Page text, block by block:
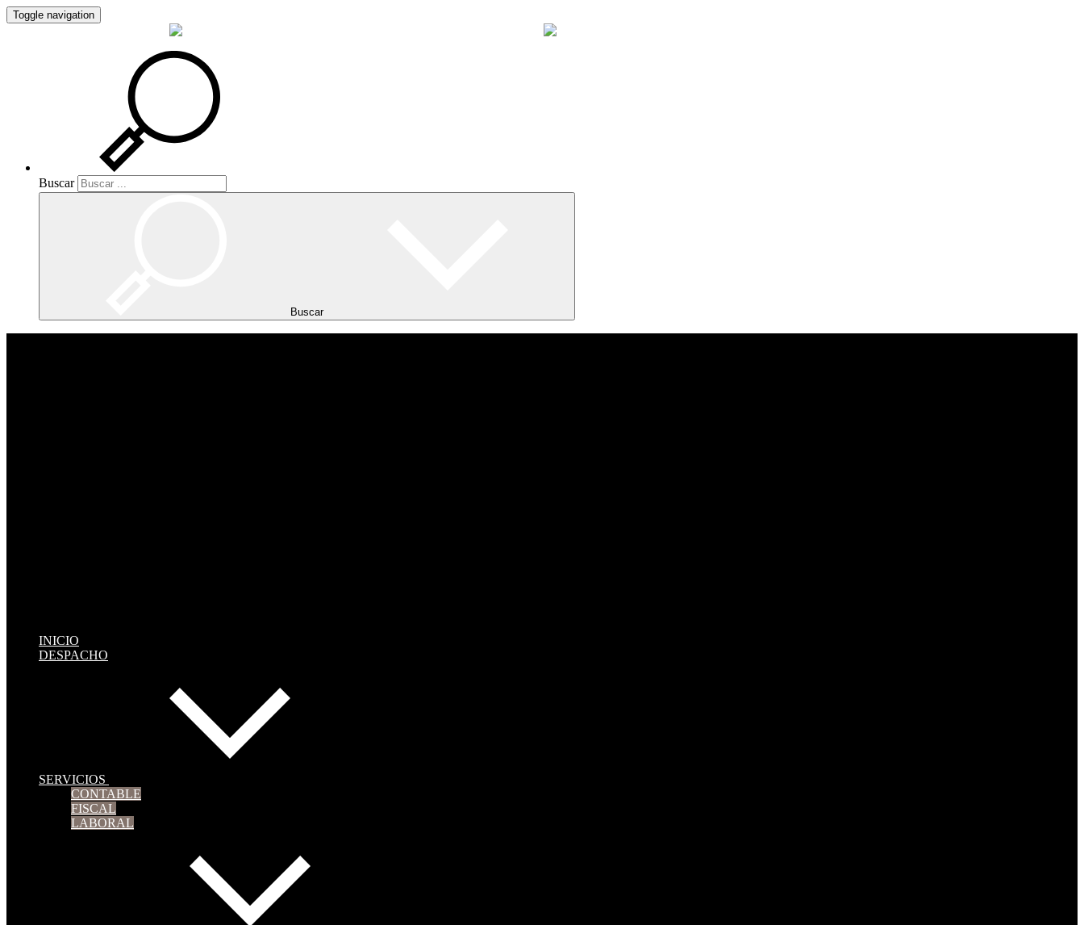
Toggle navigation
Buscar
Buscar
INICIO
DESPACHO
SERVICIOS
CONTABLE
FISCAL
LABORAL